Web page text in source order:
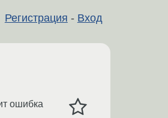
Регистрация - Вход
ошибка